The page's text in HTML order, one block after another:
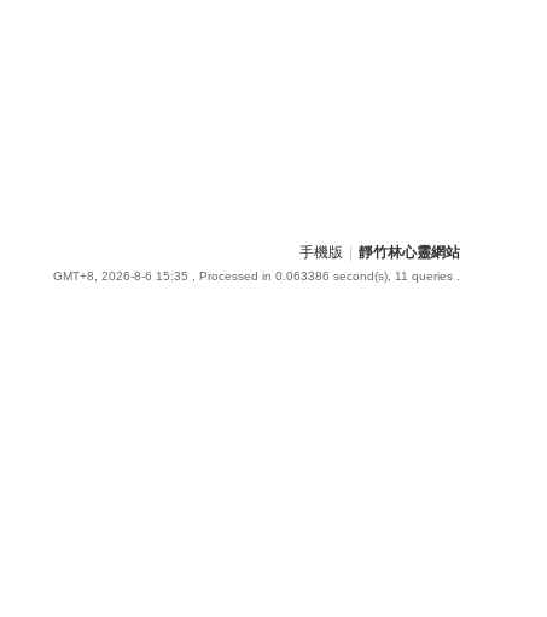
手機版 靜竹林心靈網站
GMT+8, 2026-8-6 15:35 , Processed in 0.063386 second(s), 11 queries .